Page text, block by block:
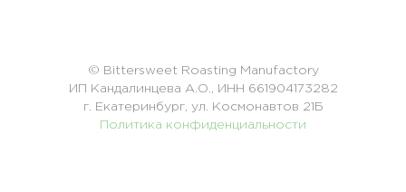
© Bittersweet Roasting Manufactory
ИП Кандалинцева А.О., ИНН 661904173282
г. Екатеринбург, ул.
Космонавтов 21Б
Политика конфиденциальности